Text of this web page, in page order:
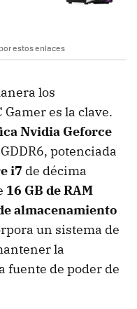
estos enlaces
los
es la clave.
Nvidia Geforce
potenciada
i7 de décima
16 GB de RAM
almacenamiento
un sistema de
la
fuente de poder de